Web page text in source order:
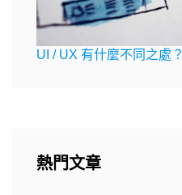
UI / UX 有什麼不同之處？
熱門文章